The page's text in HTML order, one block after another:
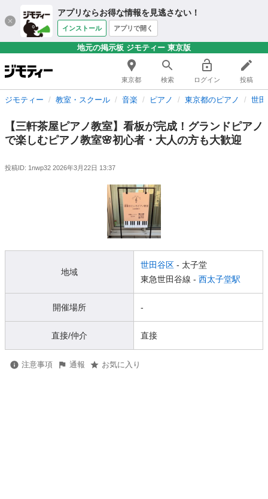
アプリならお得な情報を見逃さない！
インストール アプリで開く
地元の掲示板 ジモティー 東京版
東京都 検索 ログイン 投稿
ジモティー 教室・スクール 音楽 ピアノ 東京都のピアノ 世
【三軒茶屋ピアノ教室】看板が完成！グランドピアノ
で楽しむピアノ教室🌸初心者・大人の方も大歓迎
投稿ID: 1nwp32 2026年3月22日 13:37
地域
世田谷区 - 太子堂
東急世田谷線 - 西太子堂駅
開催場所 -
直接/仲介 直接
注意事項 通報 お気に入り